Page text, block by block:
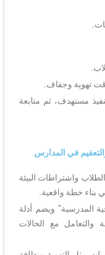
تهوية وجفاف.
مستهدف، ثم متابعة
في المدارس
واشتراطات البيئة
بناء خطة واقعية.
المدرسية” ويضم أدلة
والتعامل مع الحالات